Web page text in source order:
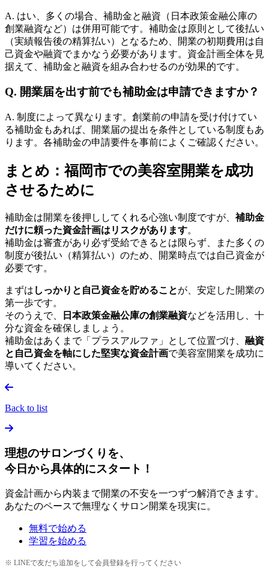
A. はい、多くの場合、補助金と融資（日本政策金融公庫の
創業融資など）は併用可能です。補助金は原則として後払い
（実績報告後の精算払い）となるため、開業の初期費用は自
己資金や融資でまかなう必要があります。資金計画全体を見
据えて、補助金と融資を組み合わせるのが効果的です。
Q. 開業届を出す前でも補助金は申請できますか？
A. 制度によって異なります。創業前の申請を受け付けてい
る補助金もあれば、開業届の提出を条件としている制度もあ
ります。各補助金の申請要件を事前によくご確認ください。
まとめ：福岡市での美容室開業を成功
させるために
補助金は開業を後押ししてくれる心強い制度ですが、 補助金
だけに頼った資金計画はリスクがあります。
補助金は審査があり必ず受給できるとは限らず、また多くの
制度が後払い（精算払い）のため、開業時点では自己資金が
必要です。
まずは しっかりと自己資金を貯めることが、安定した開業の
第一歩です。
そのうえで、
日本政策金融公庫の創業融資などを活用し、十
分な資金を確保しましょう。
補助金はあくまで「プラスアルファ」として位置づけ、 融資
と自己資金を軸にした堅実な資金計画で美容室開業を成功に
導いてください。
Back to list
理想のサロンづくりを、
今日から具体的にスタート！
資金計画から内装まで開業の不安を一つずつ解消できます。
あなたのペースで無理なくサロン開業を現実に。
無料で始める
学習を始める
※ LINEで友だち追加をして会員登録を行ってください